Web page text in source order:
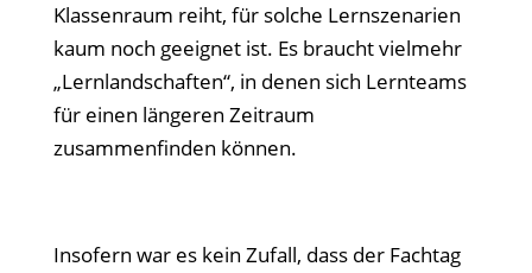
Klassenraum reiht, für solche Lernszenarien
kaum noch geeignet ist. Es braucht vielmehr
„Lernlandschaften“, in denen sich Lernteams
für einen längeren Zeitraum
zusammenfinden können.
Insofern war es kein Zufall, dass der Fachtag